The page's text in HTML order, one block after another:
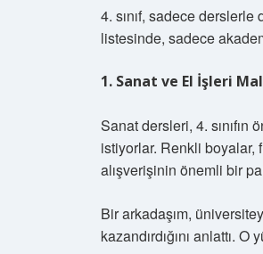
4. sınıf, sadece
listesinde, sadece
1. Sanat ve El İşleri
Sanat dersleri, 4. sınıfın
istiyorlar. Renkli boyalar,
alışverişinin önemli bir
Bir arkadaşım,
kazandırdığını anlattı.